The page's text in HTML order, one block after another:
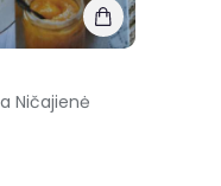
Ničajienė